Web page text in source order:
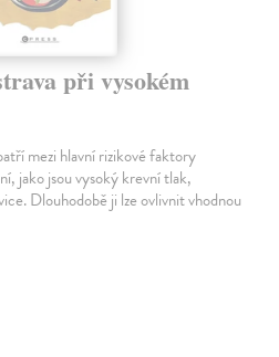
při vysokém
mezi hlavní rizikové faktory
jako jsou vysoký krevní tlak,
Dlouhodobě ji lze ovlivnit vhodnou